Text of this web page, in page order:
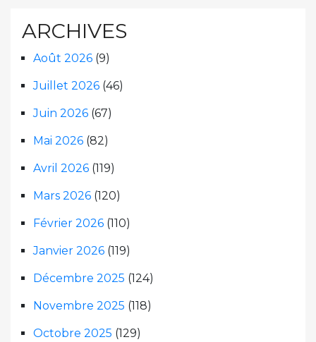
ARCHIVES
Août 2026 (9)
Juillet 2026 (46)
Juin 2026 (67)
Mai 2026 (82)
Avril 2026 (119)
Mars 2026 (120)
Février 2026 (110)
Janvier 2026 (119)
Décembre 2025 (124)
Novembre 2025 (118)
Octobre 2025 (129)